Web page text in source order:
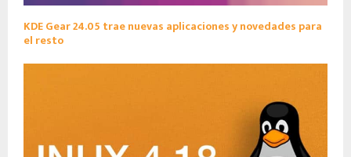
KDE Gear 24.05 trae nuevas aplicaciones y novedades para
el resto